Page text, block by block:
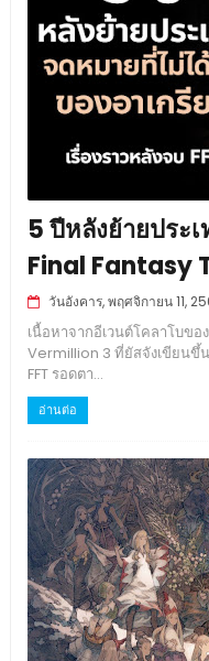
5 ปีหลังย้ายประ
Final Fantasy
วันอังคาร, พฤศจิกายน 11,
เนื้อหาจากอีเวนต์โคลาโบข
Vermillion 3 ที่ยัสจังเขียนขึ้
FFT รอดตา...
อ่านต่อ